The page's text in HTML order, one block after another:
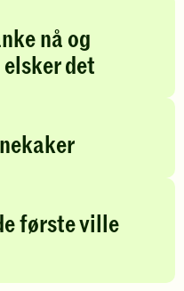
nå og
det
første ville